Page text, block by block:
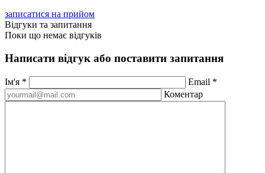
записатися на прийом
Відгуки та запитання
Поки що немає відгуків
Написати відгук або поставити запитання
Ім'я * Email *
Коментар